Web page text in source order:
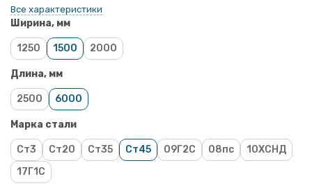
Все характеристики
Ширина, мм
1250 1500 2000
Длина, мм
2500 6000
Марка стали
Ст3 Ст20 Ст35 Ст45 09Г2С 08пс
10ХСНД
17Г1С